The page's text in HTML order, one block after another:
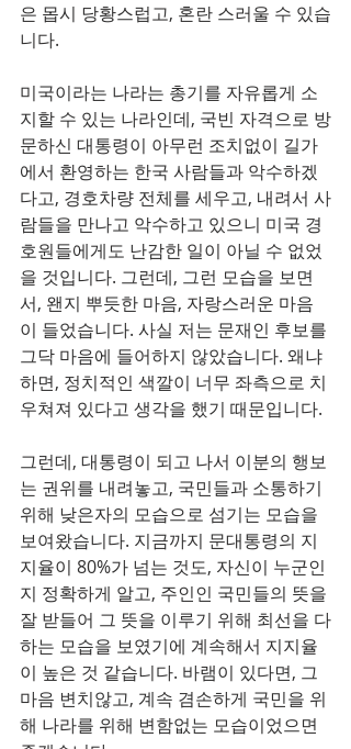
은 몹시 당황스럽고, 혼란 스러울 수 있습
니다.
미국이라는 나라는 총기를 자유롭게 소
지할 수 있는 나라인데, 국빈 자격으로 방
문하신 대통령이 아무런 조치없이 길가
에서 환영하는 한국 사람들과 악수하겠
다고, 경호차량 전체를 세우고, 내려서 사
람들을 만나고 악수하고 있으니 미국 경
호원들에게도 난감한 일이 아닐 수 없었
을 것입니다. 그런데, 그런 모습을 보면
서, 왠지 뿌듯한 마음, 자랑스러운 마음
이 들었습니다. 사실 저는 문재인 후보를
그닥 마음에 들어하지 않았습니다. 왜냐
하면, 정치적인 색깔이 너무 좌측으로 치
우쳐져 있다고 생각을 했기 때문입니다.
그런데, 대통령이 되고 나서 이분의 행보
는 권위를 내려놓고, 국민들과 소통하기
위해 낮은자의 모습으로 섬기는 모습을
보여왔습니다. 지금까지 문대통령의 지
지율이 80%가 넘는 것도, 자신이 누군인
지 정확하게 알고, 주인인 국민들의 뜻을
잘 받들어 그 뜻을 이루기 위해 최선을 다
하는 모습을 보였기에 계속해서 지지율
이 높은 것 같습니다. 바램이 있다면, 그
마음 변치않고, 계속 겸손하게 국민을 위
해 나라를 위해 변함없는 모습이었으면